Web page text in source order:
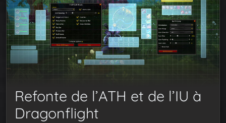
Refonte de l’ATH et de l’IU à
Dragonflight